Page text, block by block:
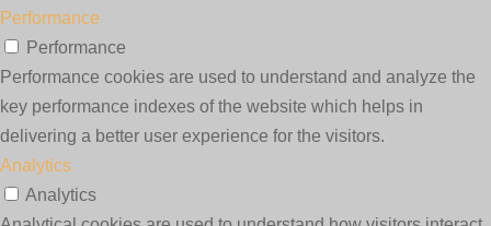
Performance
Performance
Performance cookies are used to understand and analyze the
key performance indexes of the website which helps in
delivering a better user experience for the visitors.
Analytics
Analytics